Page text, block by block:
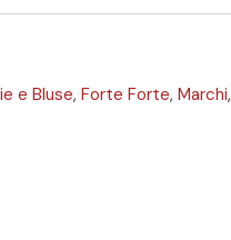
e Bluse, Forte Forte, Marchi,